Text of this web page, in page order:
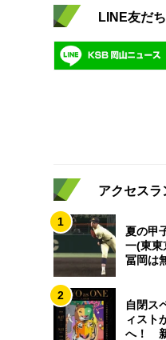
LINE友だ
アクセスラ
1
夏の甲
一(東東
冨岡は
2
自閉ス
ィスト
へ！